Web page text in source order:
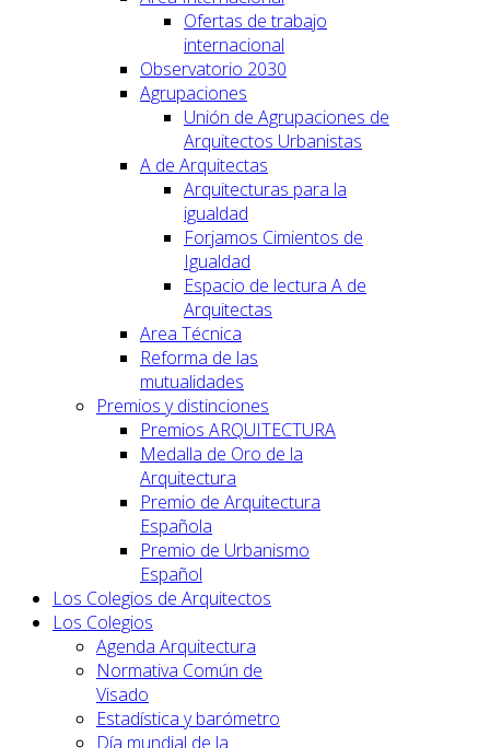
Ofertas de trabajo
internacional
Observatorio 2030
Agrupaciones
Unión de Agrupaciones de
Arquitectos Urbanistas
A de Arquitectas
Arquitecturas para la
igualdad
Forjamos Cimientos de
Igualdad
Espacio de lectura A de
Arquitectas
Area Técnica
Reforma de las
mutualidades
Premios y distinciones
Premios ARQUITECTURA
Medalla de Oro de la
Arquitectura
Premio de Arquitectura
Española
Premio de Urbanismo
Español
Los Colegios de Arquitectos
Los Colegios
Agenda Arquitectura
Normativa Común de
Visado
Estadística y barómetro
Día mundial de la